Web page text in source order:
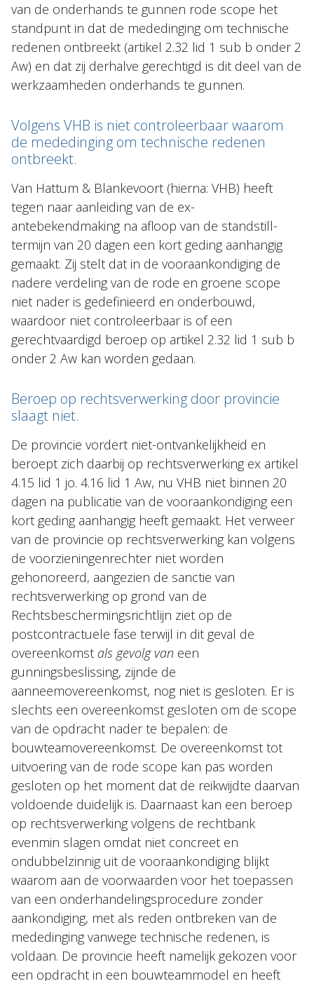
van de onderhands te gunnen rode scope het
standpunt in dat de mededinging om technische
redenen ontbreekt (artikel 2.32 lid 1 sub b onder 2
Aw) en dat zij derhalve gerechtigd is dit deel van de
werkzaamheden onderhands te gunnen.
Volgens VHB is niet controleerbaar waarom
de mededinging om technische redenen
ontbreekt.
Van Hattum & Blankevoort (hierna: VHB) heeft
tegen naar aanleiding van de ex-
antebekendmaking na afloop van de standstill-
termijn van 20 dagen een kort geding aanhangig
gemaakt. Zij stelt dat in de vooraankondiging de
nadere verdeling van de rode en groene scope
niet nader is gedefinieerd en onderbouwd,
waardoor niet controleerbaar is of een
gerechtvaardigd beroep op artikel 2.32 lid 1 sub b
onder 2 Aw kan worden gedaan.
Beroep op rechtsverwerking door provincie
slaagt niet.
De provincie vordert niet-ontvankelijkheid en
beroept zich daarbij op rechtsverwerking ex artikel
4.15 lid 1 jo. 4.16 lid 1 Aw, nu VHB niet binnen 20
dagen na publicatie van de vooraankondiging een
kort geding aanhangig heeft gemaakt. Het verweer
van de provincie op rechtsverwerking kan volgens
de voorzieningenrechter niet worden
gehonoreerd, aangezien de sanctie van
rechtsverwerking op grond van de
Rechtsbeschermingsrichtlijn ziet op de
postcontractuele fase terwijl in dit geval de
overeenkomst als gevolg van een
gunningsbeslissing, zijnde de
aanneemovereenkomst, nog niet is gesloten. Er is
slechts een overeenkomst gesloten om de scope
van de opdracht nader te bepalen: de
bouwteamovereenkomst. De overeenkomst tot
uitvoering van de rode scope kan pas worden
gesloten op het moment dat de reikwijdte daarvan
voldoende duidelijk is. Daarnaast kan een beroep
op rechtsverwerking volgens de rechtbank
evenmin slagen omdat niet concreet en
ondubbelzinnig uit de vooraankondiging blijkt
waarom aan de voorwaarden voor het toepassen
van een onderhandelingsprocedure zonder
aankondiging, met als reden ontbreken van de
mededinging vanwege technische redenen, is
voldaan. De provincie heeft namelijk gekozen voor
een opdracht in een bouwteammodel en heeft